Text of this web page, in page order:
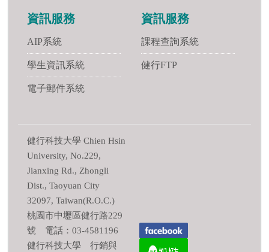
資訊服務
AIP系統
學生資訊系統
電子郵件系統
資訊服務
課程查詢系統
健行FTP
健行科技大學 Chien Hsin
University, No.229,
Jianxing Rd., Zhongli
Dist., Taoyuan City
32097, Taiwan(R.O.C.)
桃園市中壢區健行路229
號 電話：03-4581196
健行科技大學 行銷與